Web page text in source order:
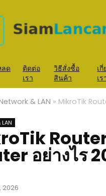
ด
ติดต่อ
เรา
วิธีสั่งซื้อ
สินค้า
เ
เร
& LAN » MikroTik
อย่างไร
2026